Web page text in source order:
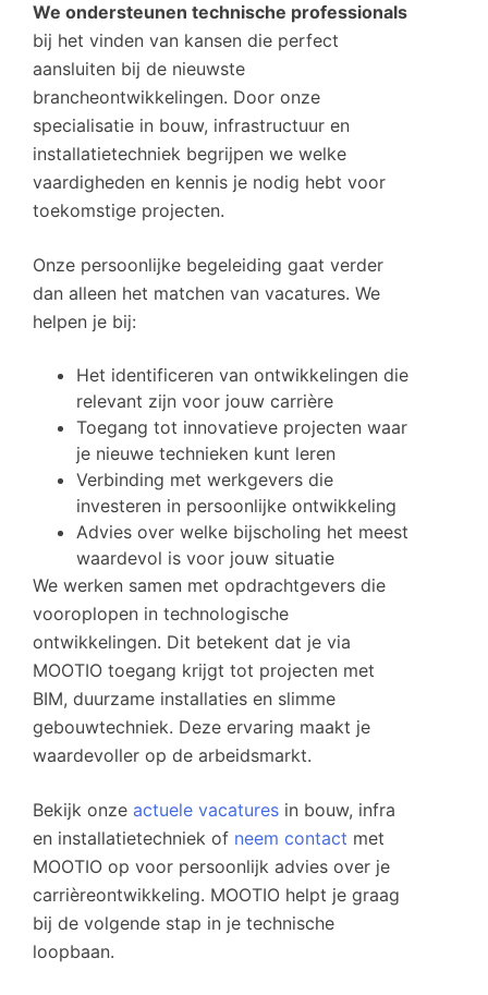
We ondersteunen technische professionals
bij het vinden van kansen die perfect
aansluiten bij de nieuwste
brancheontwikkelingen. Door onze
specialisatie in bouw, infrastructuur en
installatietechniek begrijpen we welke
vaardigheden en kennis je nodig hebt voor
toekomstige projecten.
Onze persoonlijke begeleiding gaat verder
dan alleen het matchen van vacatures. We
helpen je bij:
Het identificeren van ontwikkelingen die
relevant zijn voor jouw carrière
Toegang tot innovatieve projecten waar
je nieuwe technieken kunt leren
Verbinding met werkgevers die
investeren in persoonlijke ontwikkeling
Advies over welke bijscholing het meest
waardevol is voor jouw situatie
We werken samen met opdrachtgevers die
vooroplopen in technologische
ontwikkelingen. Dit betekent dat je via
MOOTIO toegang krijgt tot projecten met
BIM, duurzame installaties en slimme
gebouwtechniek. Deze ervaring maakt je
waardevoller op de arbeidsmarkt.
Bekijk onze actuele vacatures in bouw, infra
en installatietechniek of neem contact met
MOOTIO op voor persoonlijk advies over je
carrièreontwikkeling. MOOTIO helpt je graag
bij de volgende stap in je technische
loopbaan.